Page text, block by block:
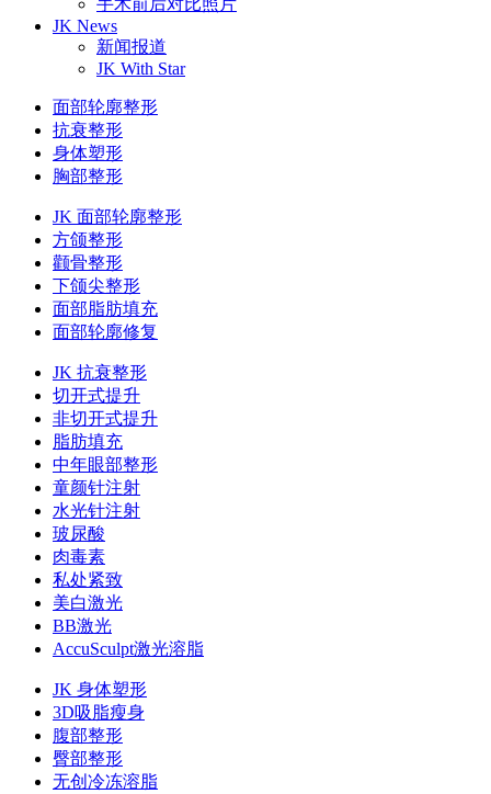
手术前后对比照片
JK News
新闻报道
JK With Star
面部轮廓整形
抗衰整形
身体塑形
胸部整形
JK 面部轮廓整形
方颌整形
颧骨整形
下颌尖整形
面部脂肪填充
面部轮廓修复
JK 抗衰整形
切开式提升
非切开式提升
脂肪填充
中年眼部整形
童颜针注射
水光针注射
玻尿酸
肉毒素
私处紧致
美白激光
BB激光
AccuSculpt激光溶脂
JK 身体塑形
3D吸脂瘦身
腹部整形
臀部整形
无创冷冻溶脂